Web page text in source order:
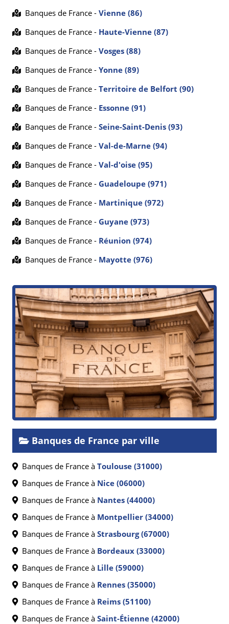
Banques de France - Vienne (86)
Banques de France - Haute-Vienne (87)
Banques de France - Vosges (88)
Banques de France - Yonne (89)
Banques de France - Territoire de Belfort (90)
Banques de France - Essonne (91)
Banques de France - Seine-Saint-Denis (93)
Banques de France - Val-de-Marne (94)
Banques de France - Val-d'oise (95)
Banques de France - Guadeloupe (971)
Banques de France - Martinique (972)
Banques de France - Guyane (973)
Banques de France - Réunion (974)
Banques de France - Mayotte (976)
Banques de France par ville
Banques de France à Toulouse (31000)
Banques de France à Nice (06000)
Banques de France à Nantes (44000)
Banques de France à Montpellier (34000)
Banques de France à Strasbourg (67000)
Banques de France à Bordeaux (33000)
Banques de France à Lille (59000)
Banques de France à Rennes (35000)
Banques de France à Reims (51100)
Banques de France à Saint-Étienne (42000)